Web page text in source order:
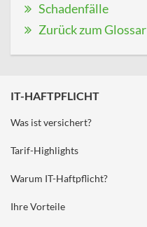
Schadenfälle
Zurück zum Glossar
IT-HAFTPFLICHT
Was ist versichert?
Tarif-Highlights
Warum IT-Haftpflicht?
Ihre Vorteile